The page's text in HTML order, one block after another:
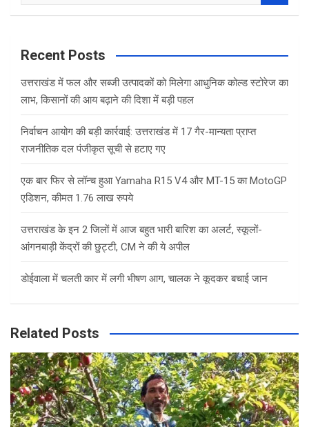
a
c
Recent Posts
उत्तराखंड में फल और सब्जी उत्पादकों को मिलेगा आधुनिक कोल्ड स्टोरेज का
लाभ, किसानों की आय बढ़ाने की दिशा में बड़ी पहल
निर्वाचन आयोग की बड़ी कार्रवाई: उत्तराखंड में 17 गैर-मान्यता प्राप्त
राजनीतिक दल पंजीकृत सूची से हटाए गए
एक बार फिर से लॉन्च हुआ Yamaha R15 V4 और MT-15 का MotoGP
एडिशन, कीमत 1.76 लाख रुपये
उत्तराखंड के इन 2 जिलों में आज बहुत भारी बारिश का अलर्ट, स्कूलों-
आंगनबाड़ी केंद्रों की छुट्टी, CM ने की ये अपील
डोईवाला में चलती कार में लगी भीषण आग, चालक ने कूदकर बचाई जान
Related Posts